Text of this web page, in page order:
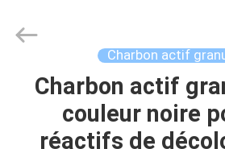
MAISON
PRODUITS
Activated
Carbon
Reserved.
Charbon actif
Charbon actif
couleur noire
réactifs de